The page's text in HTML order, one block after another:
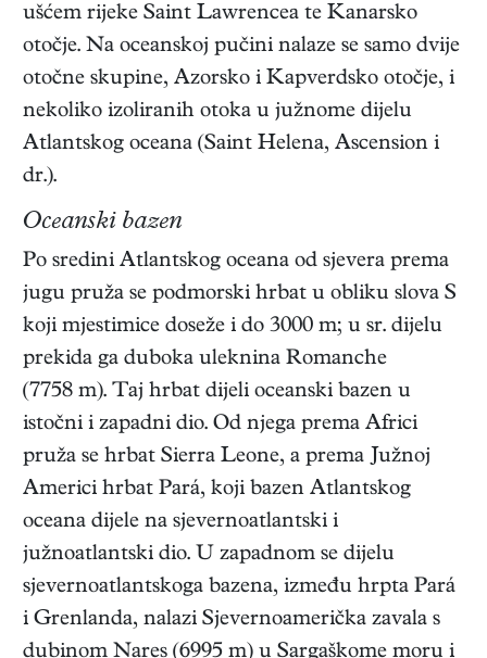
ušćem rijeke Saint Lawrencea te Kanarsko
otočje. Na oceanskoj pučini nalaze se samo dvije
otočne skupine, Azorsko i Kapverdsko otočje, i
nekoliko izoliranih otoka u južnome dijelu
Atlantskog oceana (Saint Helena, Ascension i
dr.).
Oceanski bazen
Po sredini Atlantskog oceana od sjevera prema
jugu pruža se podmorski hrbat u obliku slova S
koji mjestimice doseže i do 3000 m; u sr. dijelu
prekida ga duboka uleknina Romanche
(7758 m). Taj hrbat dijeli oceanski bazen u
istočni i zapadni dio. Od njega prema Africi
pruža se hrbat Sierra Leone, a prema Južnoj
Americi hrbat Pará, koji bazen Atlantskog
oceana dijele na sjevernoatlantski i
južnoatlantski dio. U zapadnom se dijelu
sjevernoatlantskoga bazena, između hrpta Pará
i Grenlanda, nalazi Sjevernoamerička zavala s
dubinom Nares (6995 m) u Sargaškome moru i